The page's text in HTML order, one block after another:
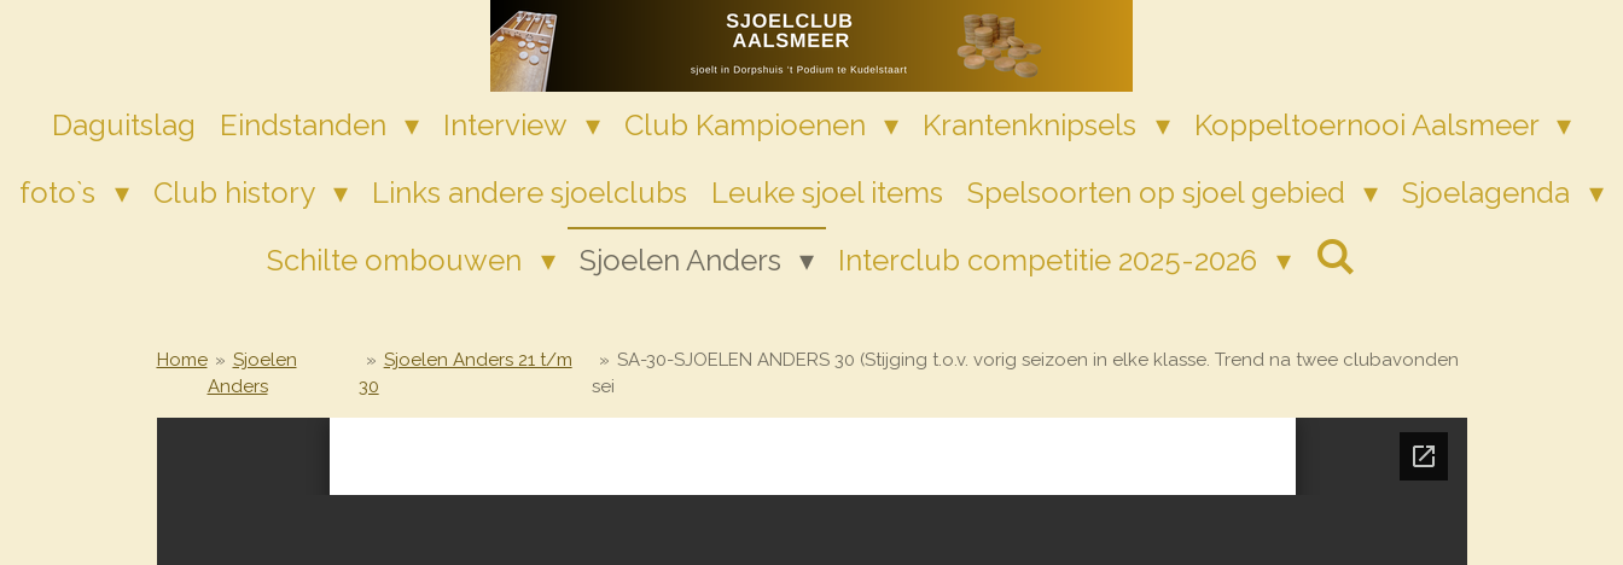
hoofdinhoud
Daguitslag Eindstanden Interview Club Kampioenen Krantenknipsels
Koppeltoernooi Aalsmeer
foto`s
Club history Links andere sjoelclubs Leuke sjoel items Spelsoorten op sjoel gebied
Sjoelagenda
Schilte ombouwen
Sjoelen Anders Interclub competitie 2025-2026
Home » Sjoelen
Anders
» Sjoelen Anders 21 t/m
30
» SA-30-SJOELEN ANDERS 30 (Stijging t.o.v. vorig seizoen in elke klasse. Trend na twee clubavonden
sei